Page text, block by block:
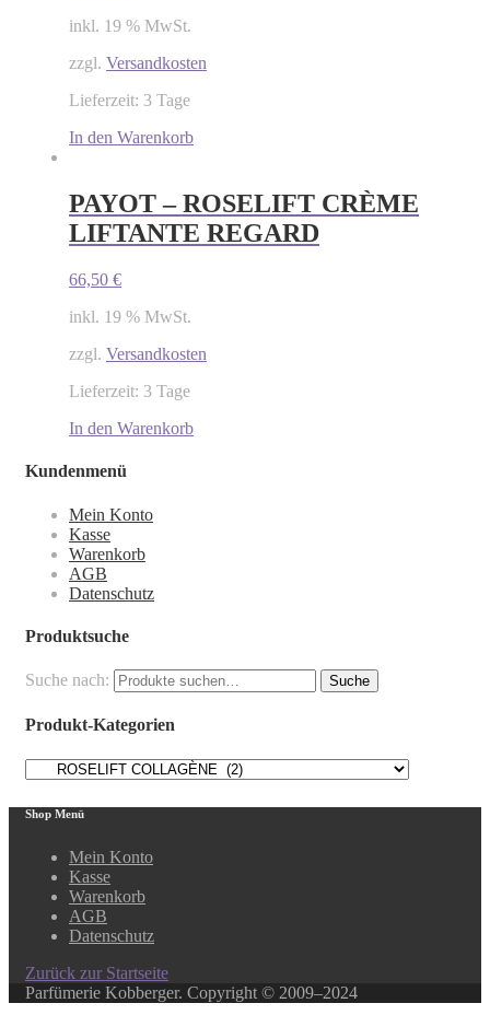
inkl. 19 % MwSt.
zzgl. Versandkosten
Lieferzeit: 3 Tage
In den Warenkorb
PAYOT – ROSELIFT CRÈME
LIFTANTE REGARD
66,50 €
inkl. 19 % MwSt.
zzgl. Versandkosten
Lieferzeit: 3 Tage
In den Warenkorb
Kundenmenü
Mein Konto
Kasse
Warenkorb
AGB
Datenschutz
Produktsuche
Suche nach: Suche
Produkt-Kategorien
Shop Menü
Mein Konto
Kasse
Warenkorb
AGB
Datenschutz
Zurück zur Startseite
Parfümerie Kobberger. Copyright © 2009–2024